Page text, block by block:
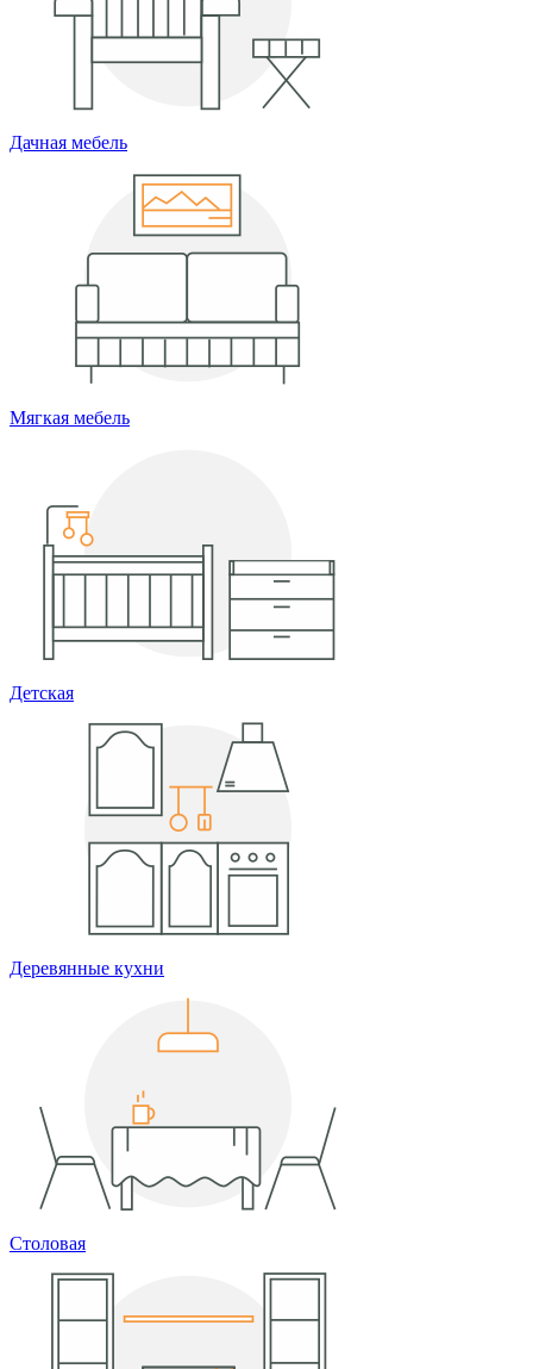
Дачная мебель
Мягкая мебель
Детская
Деревянные кухни
Столовая